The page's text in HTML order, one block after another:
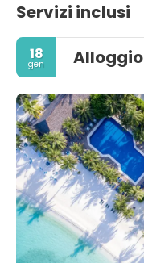
Servizi inclusi
18
gen Alloggio